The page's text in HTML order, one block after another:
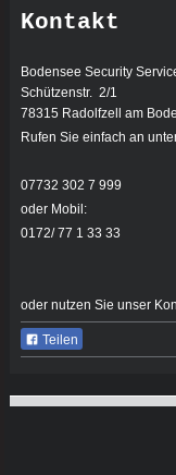
Kontakt
Bodensee Security
Schützenstr. 2/1
78315 Radolfzell am
Rufen Sie einfach an
07732 302 7 999
oder Mobil:
0172/ 77 1 33 33
oder nutzen Sie unser
Teilen